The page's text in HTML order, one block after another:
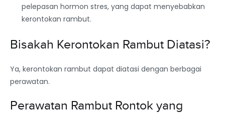
pelepasan hormon stres, yang dapat menyebabkan
kerontokan rambut.
Bisakah Kerontokan Rambut Diatasi?
Ya, kerontokan rambut dapat diatasi dengan berbagai
perawatan.
Perawatan Rambut Rontok yang